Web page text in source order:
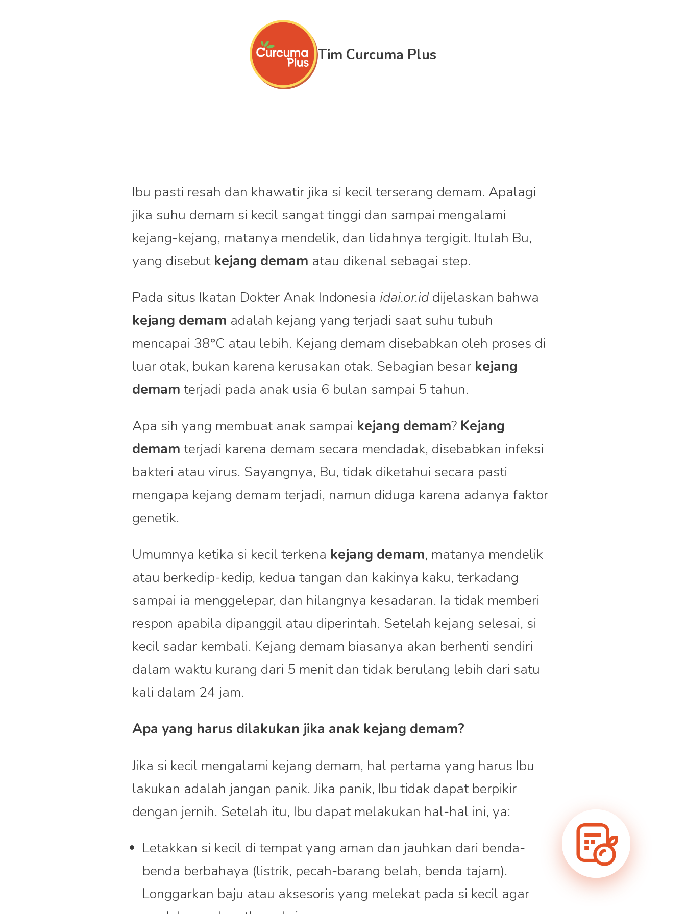
Tim Curcuma Plus
Ibu pasti resah dan khawatir jika si kecil terserang demam. Apalagi
jika suhu demam si kecil sangat tinggi dan sampai mengalami
kejang-kejang, matanya mendelik, dan lidahnya tergigit. Itulah Bu,
yang disebut kejang demam atau dikenal sebagai step.
Pada situs Ikatan Dokter Anak Indonesia idai.or.id dijelaskan bahwa
kejang demam adalah kejang yang terjadi saat suhu tubuh
mencapai 38°C atau lebih. Kejang demam disebabkan oleh proses di
luar otak, bukan karena kerusakan otak. Sebagian besar kejang
demam terjadi pada anak usia 6 bulan sampai 5 tahun.
Apa sih yang membuat anak sampai kejang demam? Kejang
demamterjadi karena demam secara mendadak, disebabkan infeksi
bakteri atau virus. Sayangnya, Bu, tidak diketahui secara pasti
mengapa kejang demam terjadi, namun diduga karena adanya faktor
genetik.
Umumnya ketika si kecil terkena kejang demam, matanya mendelik
atau berkedip-kedip, kedua tangan dan kakinya kaku, terkadang
sampai ia menggelepar, dan hilangnya kesadaran. Ia tidak memberi
respon apabila dipanggil atau diperintah. Setelah kejang selesai, si
kecil sadar kembali. Kejang demam biasanya akan berhenti sendiri
dalam waktu kurang dari 5 menit dan tidak berulang lebih dari satu
kali dalam 24 jam.
Apa yang harus dilakukan jika anak kejang demam?
Jika si kecil mengalami kejang demam, hal pertama yang harus Ibu
lakukan adalah jangan panik. Jika panik, Ibu tidak dapat berpikir
dengan jernih. Setelah itu, Ibu dapat melakukan hal-hal ini, ya:
Letakkan si kecil di tempat yang aman dan jauhkan dari benda-
benda berbahaya (listrik, pecah-barang belah, benda tajam).
Longgarkan baju atau aksesoris yang melekat pada si kecil agar